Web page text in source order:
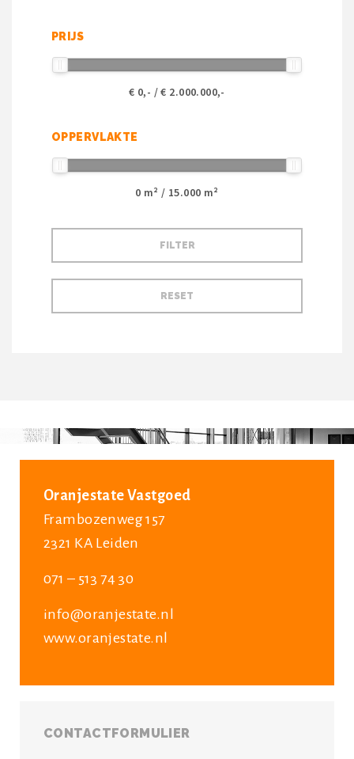
PRIJS
€ 0,- / € 2.000.000,-
OPPERVLAKTE
0 m² / 15.000 m²
Oranjestate Vastgoed
Frambozenweg 157
2321 KA Leiden
071 – 513 74 30
info@oranjestate.nl
www.oranjestate.nl
CONTACTFORMULIER